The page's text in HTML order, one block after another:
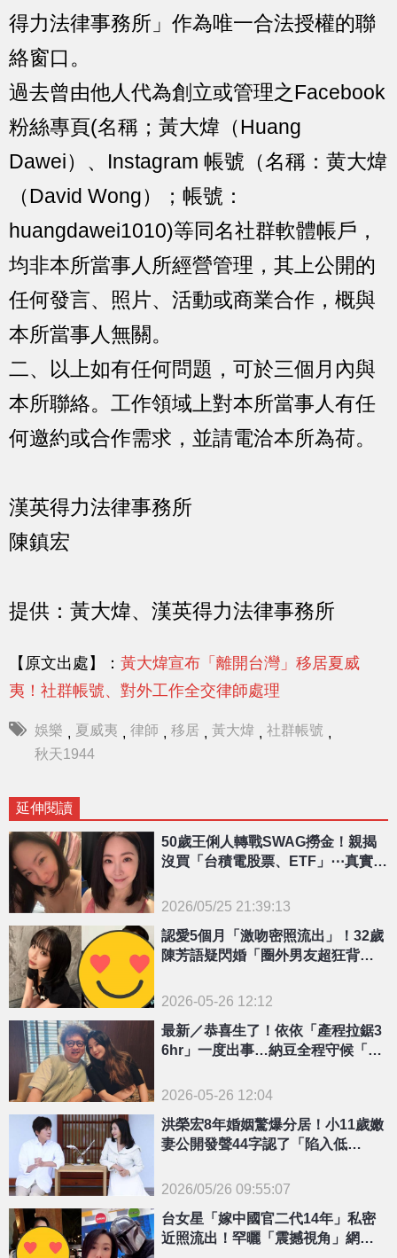
得力法律事務所」作為唯一合法授權的聯
絡窗口。
過去曾由他人代為創立或管理之Facebook
粉絲專頁(名稱；黃大煒（Huang
Dawei）、Instagram 帳號（名稱：黄大煒
（David Wong）；帳號：
huangdawei1010)等同名社群軟體帳戶，
均非本所當事人所經營管理，其上公開的
任何發言、照片、活動或商業合作，概與
本所當事人無關。
二、以上如有任何問題，可於三個月內與
本所聯絡。工作領域上對本所當事人有任
何邀約或合作需求，並請電洽本所為荷。
漢英得力法律事務所
陳鎮宏
提供：黃大煒、漢英得力法律事務所
【原文出處】： 黃大煒宣布「離開台灣」移居夏威
夷！社群帳號、對外工作全交律師處理
娛樂 , 夏威夷 , 律師 , 移居 , 黃大煒 , 社群帳號 ,
秋天1944
延伸閱讀
{PLAYICON}
50歲王俐人轉戰SWAG撈金！親揭
沒買「台積電股票、ETF」⋯真實原
2026/05/25 21:39:13
認愛5個月「激吻密照流出」！32歲
陳芳語疑閃婚「圈外男友超狂背
2026-05-26 12:12
最新／恭喜生了！依依「產程拉鋸3
6hr」一度出事…納豆全程守候「見
2026-05-26 12:04
{PLAYICON}
洪榮宏8年婚姻驚爆分居！小11歲嫩
妻公開發聲44字認了「陷入低
2026/05/26 09:55:07
台女星「嫁中國官二代14年」私密
近照流出！罕曬「震撼視角」網看